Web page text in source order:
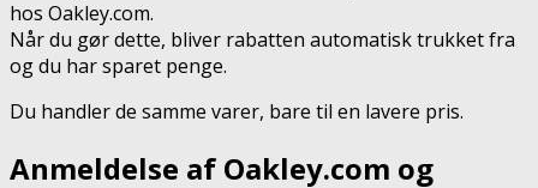
hos Oakley.com.
Når du gør dette, bliver rabatten automatisk trukket fra
og du har sparet penge.
Du handler de samme varer, bare til en lavere pris.
Anmeldelse af Oakley.com og